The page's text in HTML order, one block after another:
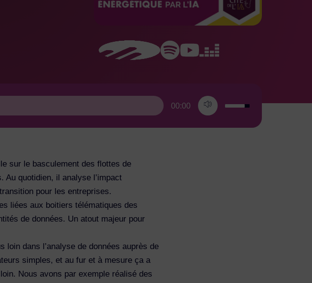
00:00
sur le basculement des flottes de
quotidien, il analyse l’impact
pour les entreprises.
liées aux boitiers télématiques des
de données. Un atout majeur pour
dans l’analyse de données auprès de
simples, et au fur et à mesure ça a
Nous avons par exemple réalisé des